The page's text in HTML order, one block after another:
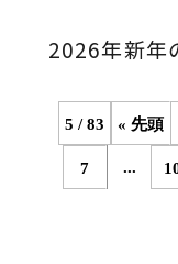
2026年新
5 / 83 « 先頭
7 ...